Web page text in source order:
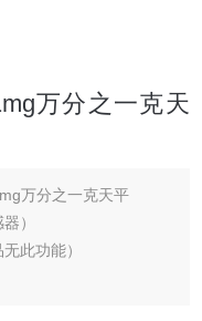
万分之一克天
万分之一克天平
）
此功能）